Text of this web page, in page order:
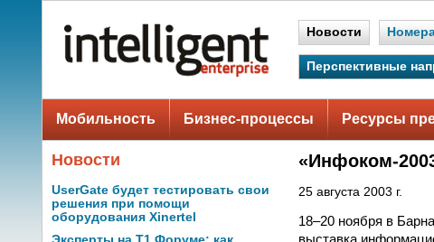
Новости
Перспективные
Мобильность Бизнес-процессы Ресурсы
Новости
UserGate будет тестировать свои
решения при помощи
оборудования Xinertel
«Инфоком-
25 августа 2003 г.
18–20 ноября в
выставка